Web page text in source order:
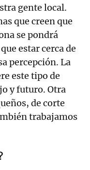
gente local.
que creen que
se pondrá
estar cerca de
percepción. La
este tipo de
y futuro. Otra
de corte
trabajamos